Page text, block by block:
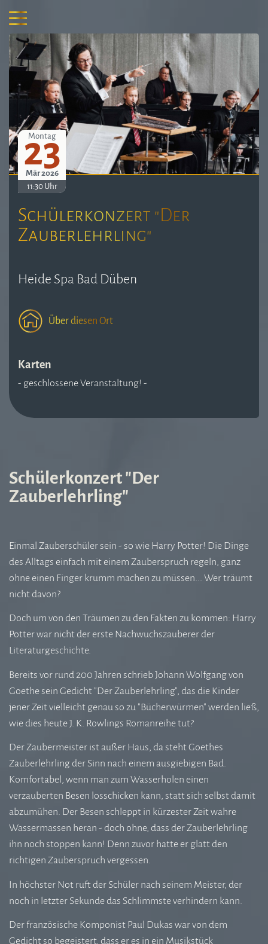
Montag
23
Mär 2026
11:30 Uhr
Schülerkonzert "Der
Zauberlehrling"
Heide Spa Bad Düben
Über diesen Ort
Karten
- geschlossene Veranstaltung! -
Schülerkonzert "Der
Zauberlehrling"
Einmal Zauberschüler sein - so wie Harry Potter! Die Dinge
des Alltags einfach mit einem Zauberspruch regeln, ganz
ohne einen Finger krumm machen zu müssen... Wer träumt
nicht davon?
Doch um von den Träumen zu den Fakten zu kommen: Harry
Potter war nicht der erste Nachwuchszauberer der
Literaturgeschichte.
Bereits vor rund 200 Jahren schrieb Johann Wolfgang von
Goethe sein Gedicht "Der Zauberlehrling", das die Kinder
jener Zeit vielleicht genau so zu "Bücherwürmen" werden ließ,
wie dies heute J. K. Rowlings Romanreihe tut?
Der Zaubermeister ist außer Haus, da steht Goethes
Zauberlehrling der Sinn nach einem ausgiebigen Bad.
Komfortabel, wenn man zum Wasserholen einen
verzauberten Besen losschicken kann, statt sich selbst damit
abzumühen. Der Besen schleppt in kürzester Zeit wahre
Wassermassen heran - doch ohne, dass der Zauberlehrling
ihn noch stoppen kann! Denn zuvor hatte er glatt den
richtigen Zauberspruch vergessen.
In höchster Not ruft der Schüler nach seinem Meister, der
noch in letzter Sekunde das Schlimmste verhindern kann.
Der französische Komponist Paul Dukas war von dem
Gedicht so begeistert, dass er es in ein Musikstück